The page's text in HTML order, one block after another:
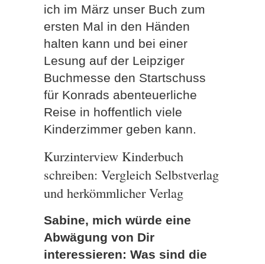
ich im März unser Buch zum
ersten Mal in den Händen
halten kann und bei einer
Lesung auf der Leipziger
Buchmesse den Startschuss
für Konrads abenteuerliche
Reise in hoffentlich viele
Kinderzimmer geben kann.
Kurzinterview Kinderbuch
schreiben: Vergleich Selbstverlag
und herkömmlicher Verlag
Sabine, mich würde eine
Abwägung von Dir
interessieren: Was sind die